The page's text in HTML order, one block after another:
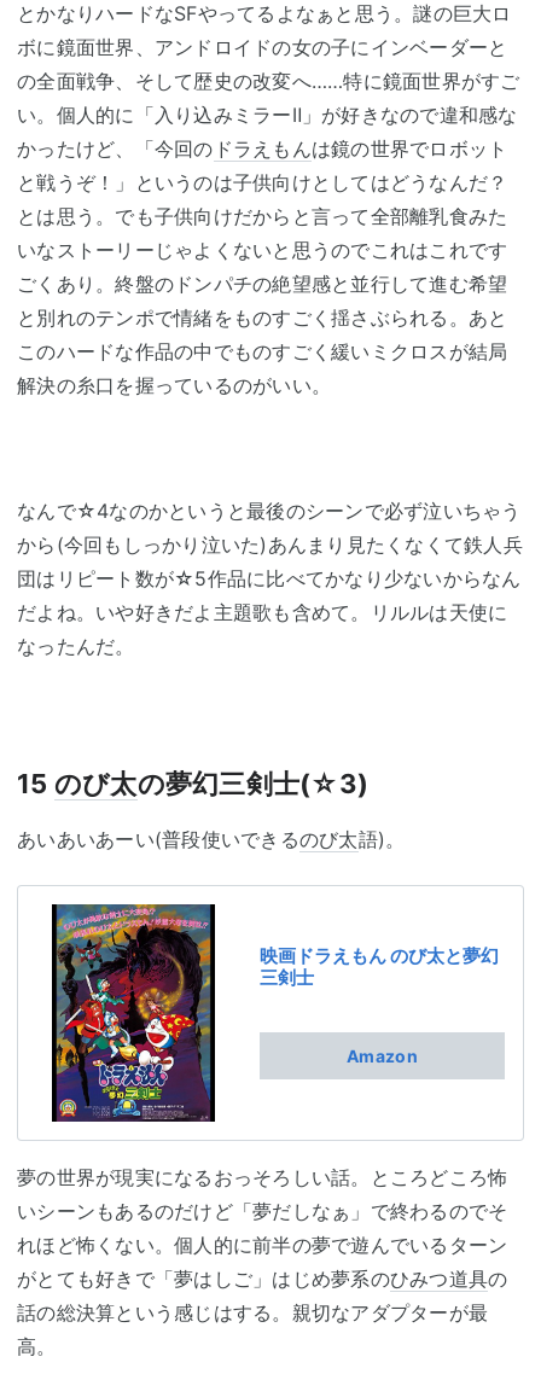
とかなりハードなSFやってるよなぁと思う。謎の巨大ロ
ボに鏡面世界、アンドロイドの女の子にインベーダーと
の全面戦争、そして歴史の改変へ……特に鏡面世界がすご
い。個人的に「入り込みミラーⅡ」が好きなので違和感な
かったけど、「今回の ドラえもんは鏡の世界でロボット
と戦うぞ！」というのは子供向けとしてはどうなんだ？
とは思う。でも子供向けだからと言って全部離乳食みた
いなストーリーじゃよくないと思うのでこれはこれです
ごくあり。終盤のドンパチの絶望感と並行して進む希望
と別れのテンポで情緒をものすごく揺さぶられる。あと
このハードな作品の中でものすごく緩いミクロスが結局
解決の糸口を握っているのがいい。
なんで☆4なのかというと最後のシーンで必ず泣いちゃう
から(今回もしっかり泣いた)あんまり見たくなくて鉄人兵
団はリピート数が☆5作品に比べてかなり少ないからなん
だよね。いや好きだよ主題歌も含めて。リルルは天使に
なったんだ。
15 のび太の夢幻三剣士(☆3)
あいあいあーい(普段使いできるのび太語)。
映画ドラえもん のび太と夢幻
三剣士
Amazon
夢の世界が現実になるおっそろしい話。ところどころ怖
いシーンもあるのだけど「夢だしなぁ」で終わるのでそ
れほど怖くない。個人的に前半の夢で遊んでいるターン
がとても好きで「夢はしご」はじめ夢系のひみつ道具の
話の総決算という感じはする。親切なアダプターが最
高。